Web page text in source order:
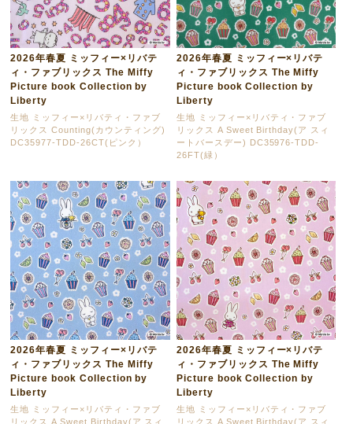
2026年春夏 ミッフィー×リバテ
ィ・ファブリックス The Miffy
Picture book Collection by
Liberty
生地 ミッフィー×リバティ・ファブ
リックス Counting(カウンティング)
DC35977-TDD-26CT(ピンク）
2026年春夏 ミッフィー×リバテ
ィ・ファブリックス The Miffy
Picture book Collection by
Liberty
生地 ミッフィー×リバティ・ファブ
リックス A Sweet Birthday(ア スィ
ートバースデー) DC35976-TDD-
26FT(緑）
2026年春夏 ミッフィー×リバテ
ィ・ファブリックス The Miffy
Picture book Collection by
Liberty
生地 ミッフィー×リバティ・ファブ
リックス A Sweet Birthday(ア スィ
2026年春夏 ミッフィー×リバテ
ィ・ファブリックス The Miffy
Picture book Collection by
Liberty
生地 ミッフィー×リバティ・ファブ
リックス A Sweet Birthday(ア スィ